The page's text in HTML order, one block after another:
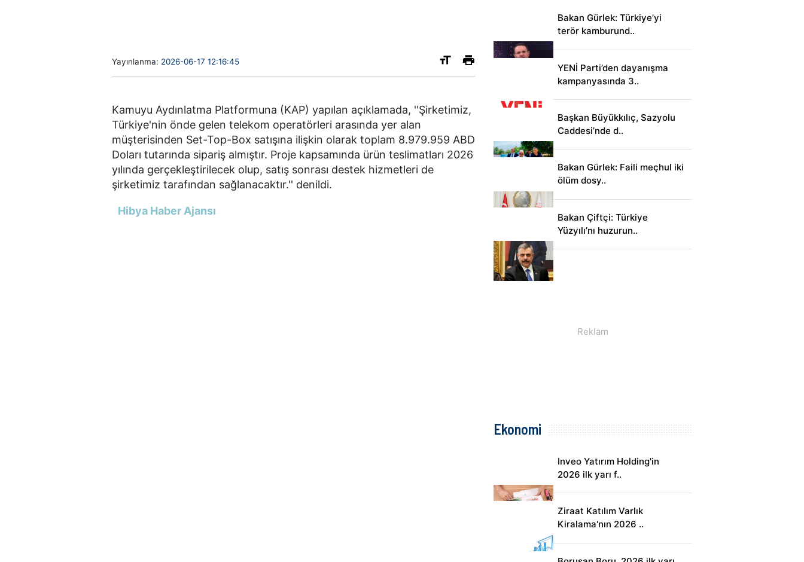
Yayınlanma: 2026-06-17 12:16:45
Kamuyu Aydınlatma Platformuna (KAP) yapılan açıklamada, ''Şirketimiz,
Türkiye'nin önde gelen telekom operatörleri arasında yer alan
müşterisinden Set-Top-Box satışına ilişkin olarak toplam 8.979.959 ABD
Doları tutarında sipariş almıştır. Proje kapsamında ürün teslimatları 2026
yılında gerçekleştirilecek olup, satış sonrası destek hizmetleri de
şirketimiz tarafından sağlanacaktır.'' denildi.
Hibya Haber Ajansı
Bakan Gürlek: Türkiye’yi
terör kamburund..
YENİ Parti’den dayanışma
kampanyasında 3..
Başkan Büyükkılıç, Sazyolu
Caddesi’nde d..
Bakan Gürlek: Faili meçhul iki
ölüm dosy..
Bakan Çiftçi: Türkiye
Yüzyılı’nı huzurun..
Ekonomi
Inveo Yatırım Holding'in
2026 ilk yarı f..
Ziraat Katılım Varlık
Kiralama'nın 2026 ..